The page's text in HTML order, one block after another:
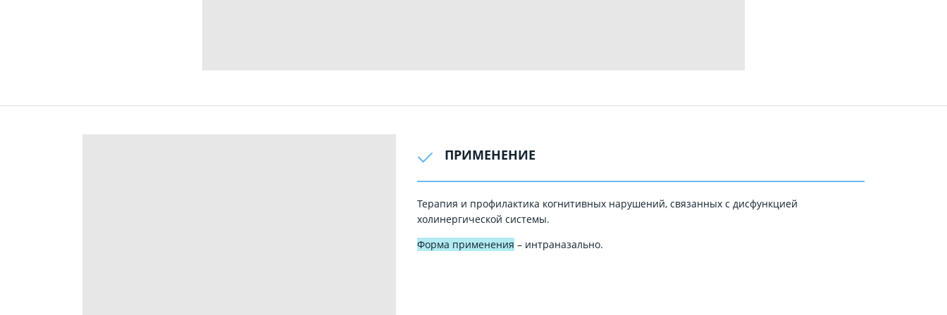
ПРИМЕНЕНИЕ
Терапия и профилактика когнитивных нарушений, связанных с дисфункцией
холинергической системы.
Форма применения – интраназально.